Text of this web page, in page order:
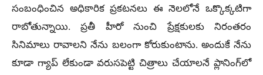
సంబంధించిన అధికారిక ప్రకటనలు ఈ నెలలోనే ఒక్కొక్కటిగా
రాబోతున్నాయి. ప్రతీ హీరో నుంచి ప్రేక్షకులకు నిరంతరం
సినిమాలు రావాలని నేను బలంగా కోరుకుంటాను. అందుకే నేను
కూడా గ్యాప్ లేకుండా వరుసపెట్టి చిత్రాలు చేయాలనే ప్లానింగ్‌లో